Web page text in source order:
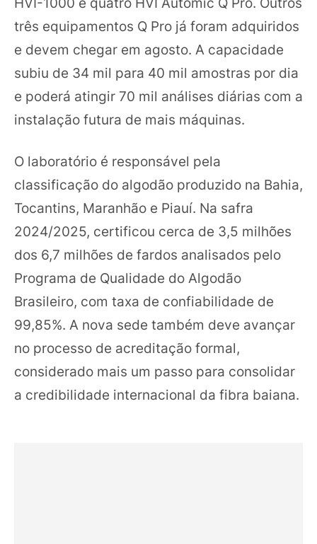
três equipamentos Q Pro já foram adquiridos
e devem chegar em agosto. A capacidade
subiu de 34 mil para 40 mil amostras por dia
e poderá atingir 70 mil análises diárias com a
instalação futura de mais máquinas.
O laboratório é responsável pela
classificação do algodão produzido na Bahia,
Tocantins, Maranhão e Piauí. Na safra
2024/2025, certificou cerca de 3,5 milhões
dos 6,7 milhões de fardos analisados pelo
Programa de Qualidade do Algodão
Brasileiro, com taxa de confiabilidade de
99,85%. A nova sede também deve avançar
no processo de acreditação formal,
considerado mais um passo para consolidar
a credibilidade internacional da fibra baiana.